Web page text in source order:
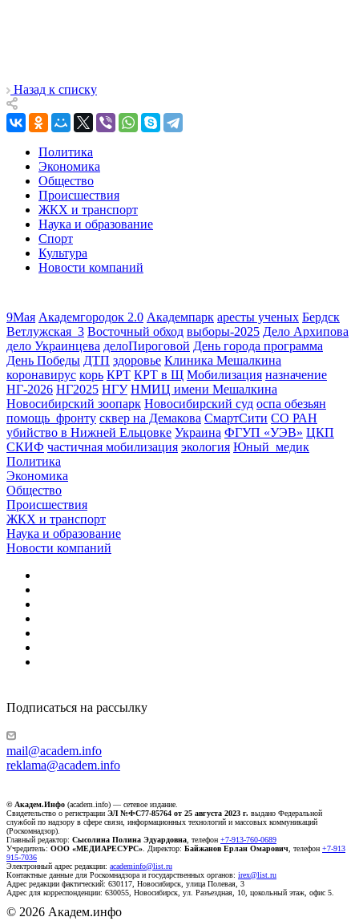
Назад к списку
Политика
Экономика
Общество
Происшествия
ЖКХ и транспорт
Наука и образование
Спорт
Культура
Новости компаний
9Мая Академгородок 2.0 Академпарк аресты ученых Бердск
Ветлужская_3 Восточный обход выборы-2025 Дело Архипова
дело Украинцева делоПироговой День города программа
День Победы ДТП здоровье Клиника Мешалкина
коронавирус корь КРТ КРТ в Щ Мобилизация назначение
НГ-2026 НГ2025 НГУ НМИЦ имени Мешалкина
Новосибирский зоопарк Новосибирский суд оспа обезьян
помощь_фронту сквер на Демакова СмартСити СО РАН
убийство в Нижней Ельцовке Украина ФГУП «УЭВ» ЦКП
СКИФ частичная мобилизация экология Юный_медик
Политика
Экономика
Общество
Происшествия
ЖКХ и транспорт
Наука и образование
Новости компаний
Подписаться на рассылку
mail@academ.info
reklama@academ.info
© Академ.Инфо (academ.info) — сетевое издание.
Свидетельство о регистрации ЭЛ №ФС77-85764 от 25 августа 2023 г. выдано Федеральной
службой по надзору в сфере связи, информационных технологий и массовых коммуникаций
(Роскомнадзор).
Главный редактор: Сысолина Полина Эдуардовна , телефон +7-913-760-0689
Учредитель: ООО «МЕДИАРЕСУРС» . Директор: Байжанов Ерлан Омарович , телефон +7-913
915-7036
Электронный адрес редакции: academinfo@list.ru
Контактные данные для Роскомнадзора и государственных органов: irex@list.ru
Адрес редакции фактический: 630117, Новосибирск, улица Полевая, 3
Адрес для корреспонденции: 630055, Новосибирск, ул. Разъездная, 10, цокольный этаж, офис 5.
© 2026 Академ.инфо